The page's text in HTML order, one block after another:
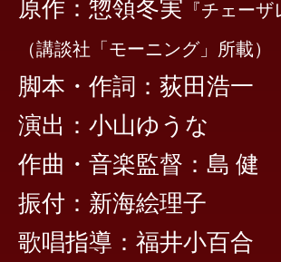
原作：惣領冬実 『チェー
（講談社「モーニング」所載）
脚本・作詞：荻田浩一
演出：小山ゆうな
作曲・音楽監督：島 健
振付：新海絵理子
歌唱指導：福井小百合